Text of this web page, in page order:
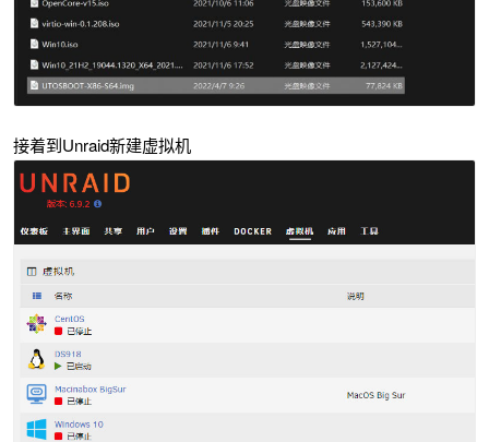
接着到Unraid新建虚拟机